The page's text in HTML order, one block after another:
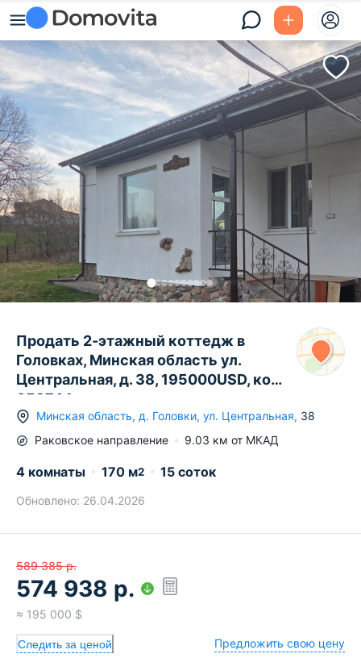
Продать 2-этажный коттедж в
Головках, Минская область ул.
Центральная, д. 38, 195000USD, код
658744
Минская область, д. Головки, ул. Центральная, 38
Раковское направление 9.03 км от МКАД
4 комнаты 170 м2 15 соток
Обновлено: 26.04.2026
589 385 р.
574 938 р.
≈ 195 000 $
Следить за ценой Предложить свою цену